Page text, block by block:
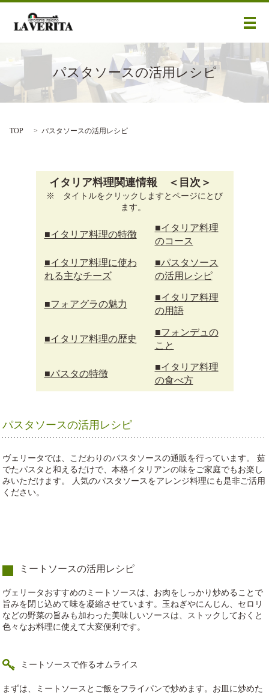
メ
パスタソースの活用レシピ
TOP パスタソースの活用レシピ
イタリア料理関連情報 ＜目次＞
※ タイトルをクリックしますとページにとび
ます。
■イタリア料理の特徴
■イタリア料理
のコース
■イタリア料理に使わ
れる主なチーズ
■パスタソース
の活用レシピ
■フォアグラの魅力
■イタリア料理
の用語
■イタリア料理の歴史
■フォンデュの
こと
■パスタの特徴
■イタリア料理
の食べ方
パスタソースの活用レシピ
ヴェリータでは、こだわりのパスタソースの通販を行っています。 茹
でたパスタと和えるだけで、本格イタリアンの味をご家庭でもお楽し
みいただけます。 人気のパスタソースをアレンジ料理にも是非ご活用
ください。
ミートソースの活用レシピ
ヴェリータおすすめのミートソースは、お肉をしっかり炒めることで
旨みを閉じ込めて味を凝縮させています。玉ねぎやにんじん、セロリ
などの野菜の旨みも加わった美味しいソースは、ストックしておくと
色々なお料理に使えて大変便利です。
ミートソースで作るオムライス
まずは、ミートソースとご飯をフライパンで炒めます。お皿に炒めた